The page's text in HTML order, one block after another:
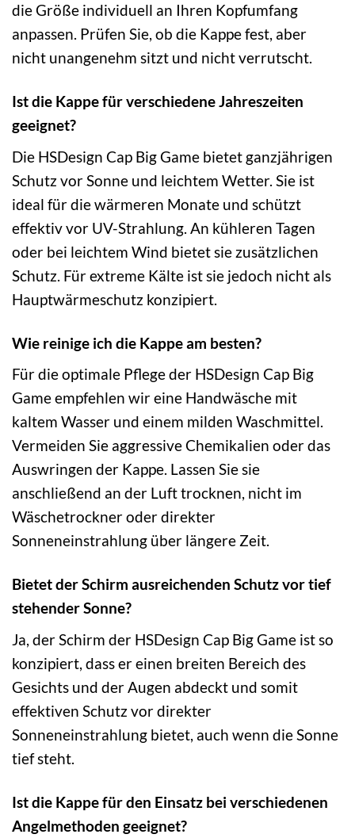
die Größe individuell an Ihren Kopfumfang
anpassen. Prüfen Sie, ob die Kappe fest, aber
nicht unangenehm sitzt und nicht verrutscht.
Ist die Kappe für verschiedene Jahreszeiten
geeignet?
Die HSDesign Cap Big Game bietet ganzjährigen
Schutz vor Sonne und leichtem Wetter. Sie ist
ideal für die wärmeren Monate und schützt
effektiv vor UV-Strahlung. An kühleren Tagen
oder bei leichtem Wind bietet sie zusätzlichen
Schutz. Für extreme Kälte ist sie jedoch nicht als
Hauptwärmeschutz konzipiert.
Wie reinige ich die Kappe am besten?
Für die optimale Pflege der HSDesign Cap Big
Game empfehlen wir eine Handwäsche mit
kaltem Wasser und einem milden Waschmittel.
Vermeiden Sie aggressive Chemikalien oder das
Auswringen der Kappe. Lassen Sie sie
anschließend an der Luft trocknen, nicht im
Wäschetrockner oder direkter
Sonneneinstrahlung über längere Zeit.
Bietet der Schirm ausreichenden Schutz vor tief
stehender Sonne?
Ja, der Schirm der HSDesign Cap Big Game ist so
konzipiert, dass er einen breiten Bereich des
Gesichts und der Augen abdeckt und somit
effektiven Schutz vor direkter
Sonneneinstrahlung bietet, auch wenn die Sonne
tief steht.
Ist die Kappe für den Einsatz bei verschiedenen
Angelmethoden geeignet?